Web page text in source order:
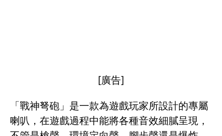
[廣告]
「戰神弩砲」是一款為遊戲玩家所設計的專屬
喇叭，在遊戲過程中能將各種音效細膩呈現，